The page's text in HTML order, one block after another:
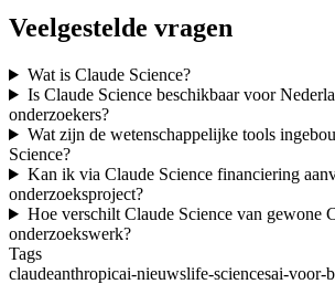
Veelgestelde vragen
Wat is Claude Science?
Is Claude Science beschikbaar voor
onderzoekers?
Wat zijn de wetenschappelijke tools
Science?
Kan ik via Claude Science financiering
onderzoeksproject?
Hoe verschilt Claude Science van gewone
onderzoekswerk?
Tags
claudeanthropicai-nieuwslife-sciencesai-voor-